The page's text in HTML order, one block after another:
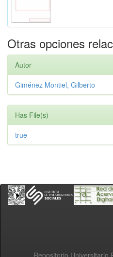
Otras opciones
Autor
Giménez Montiel, Gilberto
Has File(s)
true
Repositorio Universitario